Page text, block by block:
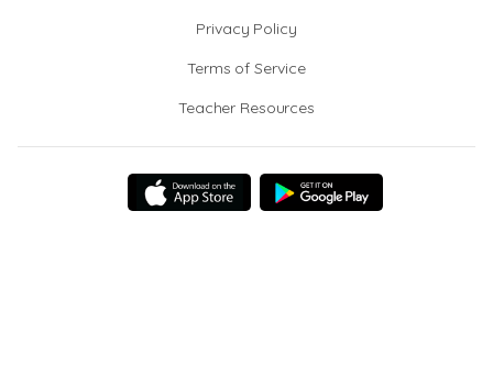
Privacy Policy
Terms of Service
Teacher Resources